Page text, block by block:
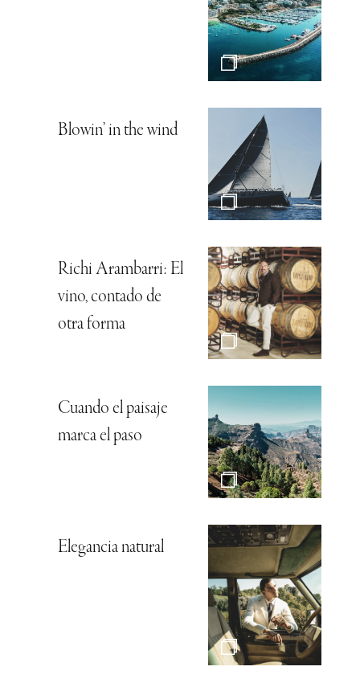
Blowin’ in the wind
Richi Arambarri: El
vino, contado de
otra forma
Cuando el paisaje
marca el paso
Elegancia natural